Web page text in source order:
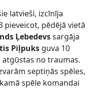
latvieši, izcīnīja
pieveicot, pēdējā vietā
Ļebedevssargāja
Piļpuks guva 10
no traumas.
septiņās spēles,
spēle komandai